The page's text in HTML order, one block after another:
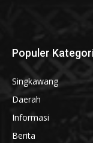
Populer
Singkawang
Daerah
Informasi
Berita